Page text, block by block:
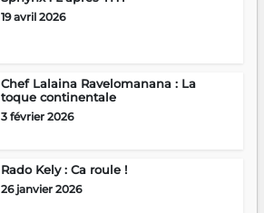
19 avril 2026
Chef Lalaina Ravelomanana : La
toque continentale
3 février 2026
Rado Kely : Ca roule !
26 janvier 2026